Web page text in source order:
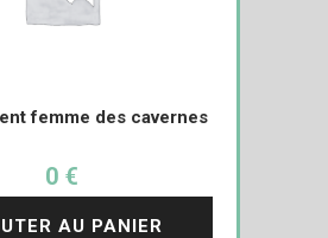
femme des cavernes
0 €
AU PANIER